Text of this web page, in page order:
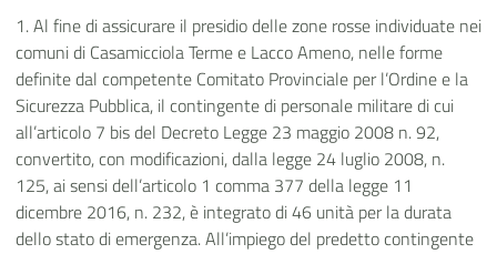
1. Al fine di assicurare il presidio delle zone rosse individuate nei
comuni di Casamicciola Terme e Lacco Ameno, nelle forme
definite dal competente Comitato Provinciale per l’Ordine e la
Sicurezza Pubblica, il contingente di personale militare di cui
all’articolo 7 bis del Decreto Legge 23 maggio 2008 n. 92,
convertito, con modificazioni, dalla legge 24 luglio 2008, n.
125, ai sensi dell’articolo 1 comma 377 della legge 11
dicembre 2016, n. 232, è integrato di 46 unità per la durata
dello stato di emergenza. All’impiego del predetto contingente